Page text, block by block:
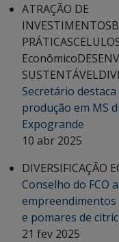
ATRAÇÃO DE
INVESTIMENTOS
PRÁTICAS
Econômico
SUSTENTÁVEL
Secretário
produção em MS
Expogrande
10 abr 2025
DIVERSIFICAÇÃO
Conselho do FCO
empreendimentos
e pomares de
21 fev 2025